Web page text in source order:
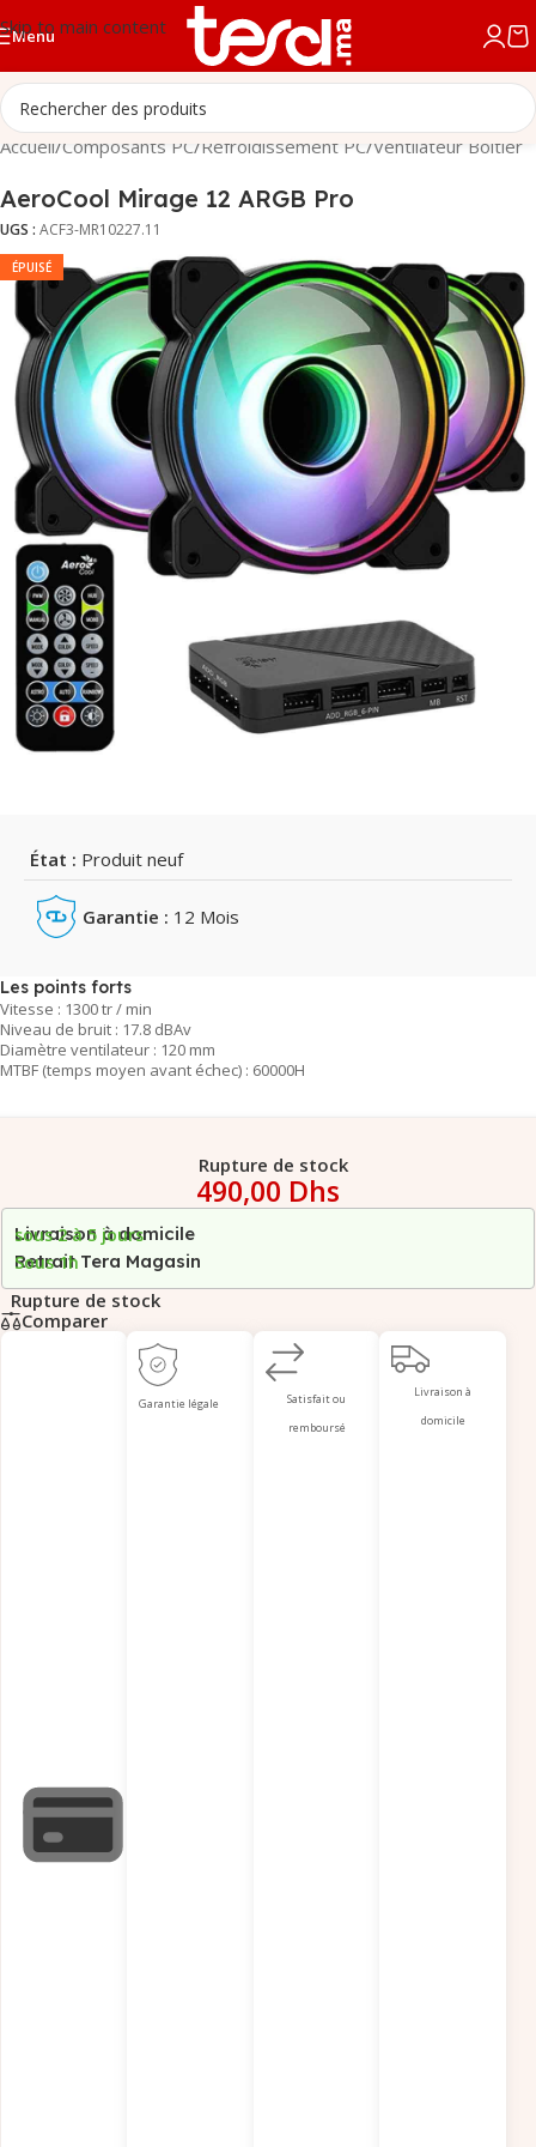
Skip to main content
Menu
Accueil/Composants PC/Refroidissement PC/Ventilateur Boitier
AeroCool Mirage 12 ARGB Pro
UGS : ACF3-MR10227.11
ÉPUISÉ
État : Produit neuf
Garantie : 12 Mois
Les points forts
Vitesse : 1300 tr / min
Niveau de bruit : 17.8 dBAv
Diamètre ventilateur : 120 mm
MTBF (temps moyen avant échec) : 60000H
Rupture de stock
490,00 Dhs
Livraison à domicile
sous 2 à 5 jours
Retrait Tera Magasin
Sous 1h
Rupture de stock
Comparer
Garantie légale
Satisfait ou
remboursé
Livraison à
domicile